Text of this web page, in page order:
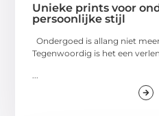
Unieke prints voor
persoonlijke stijl
Ondergoed is allang niet
Tegenwoordig is het een
...